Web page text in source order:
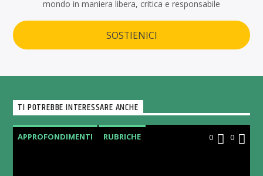
mondo in maniera libera, critica e responsabile
SOSTIENICI
TI POTREBBE INTERESSARE ANCHE
APPROFONDIMENTI RUBRICHE 0 0